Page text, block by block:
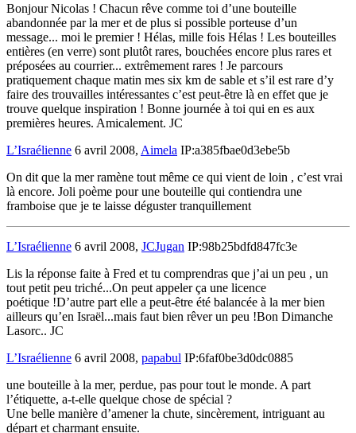
Bonjour Nicolas ! Chacun rêve comme toi d’une bouteille
abandonnée par la mer et de plus si possible porteuse d’un
message... moi le premier ! Hélas, mille fois Hélas ! Les bouteilles
entières (en verre) sont plutôt rares, bouchées encore plus rares et
préposées au courrier... extrêmement rares ! Je parcours
pratiquement chaque matin mes six km de sable et s’il est rare d’y
faire des trouvailles intéressantes c’est peut-être là en effet que je
trouve quelque inspiration ! Bonne journée à toi qui en es aux
premières heures. Amicalement. JC
L’Israélienne 6 avril 2008, Aimela IP:a385fbae0d3ebe5b
On dit que la mer ramène tout même ce qui vient de loin , c’est vrai
là encore. Joli poème pour une bouteille qui contiendra une
framboise que je te laisse déguster tranquillement
L’Israélienne 6 avril 2008, JCJugan IP:98b25bdfd847fc3e
Lis la réponse faite à Fred et tu comprendras que j’ai un peu , un
tout petit peu triché...On peut appeler ça une licence
poétique !D’autre part elle a peut-être été balancée à la mer bien
ailleurs qu’en Israël...mais faut bien rêver un peu !Bon Dimanche
Lasorc.. JC
L’Israélienne 6 avril 2008, papabul IP:6faf0be3d0dc0885
une bouteille à la mer, perdue, pas pour tout le monde. A part
l’étiquette, a-t-elle quelque chose de spécial ?
Une belle manière d’amener la chute, sincèrement, intriguant au
départ et charmant ensuite.